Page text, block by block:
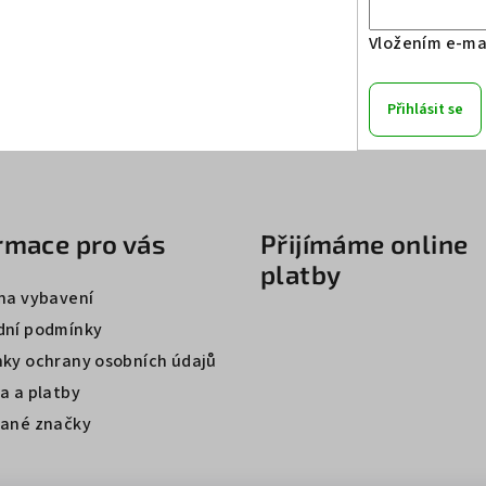
Vložením e-
Přihlásit se
pro vás
vybavení
podmínky
ochrany osobních údajů
a platby
značky
Přijímáme online
platby